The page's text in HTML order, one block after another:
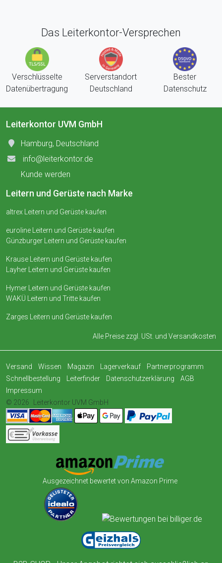
Das Leiterkontor-Versprechen
Verschlüsselte
Datenübertragung
Serverstandort
Deutschland
Bester
Datenschutz
Leiterkontor UVM GmbH
Hamburg, Deutschland
info@leiterkontor.de
Kunde werden
Leitern und Gerüste nach Marke
altrex Leitern und Gerüste kaufen
euroline Leitern und Gerüste kaufen
Günzburger Leitern und Gerüste kaufen
Krause Leitern und Gerüste kaufen
Layher Leitern und Gerüste kaufen
Hymer Leitern und Gerüste kaufen
WAKÜ Leitern und Tritte kaufen
Zarges Leitern und Gerüste kaufen
Alle Preise zzgl. USt. und Versandkosten
Versand Wissen Magazin Lagerverkauf
Partnerprogramm
Schnellbestellung
Leiterfinder Datenschutzerklärung
AGB
Impressum
© 2026
Leiterkontor UVM GmbH
Ausgezeichnet bewertet von Amazon Prime